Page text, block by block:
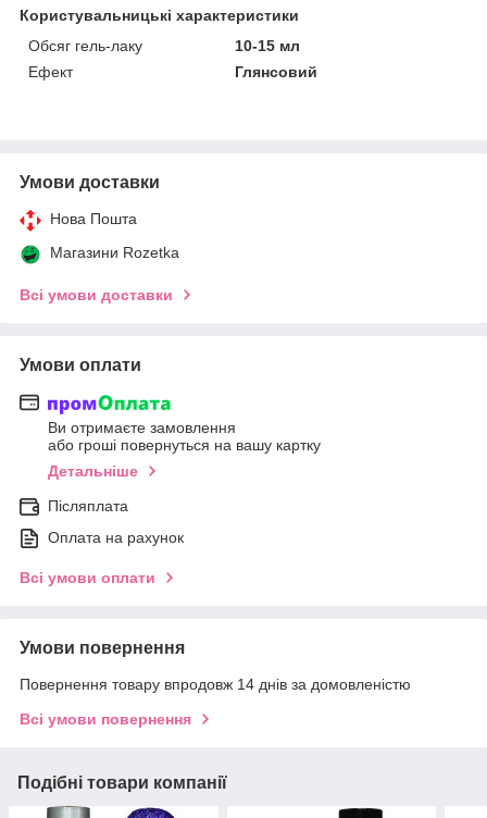
Користувальницькі характеристики
Обсяг гель-лаку
10-15 мл
Ефект
Глянсовий
Умови доставки
Нова Пошта
Магазини Rozetka
Всі умови доставки
Умови оплати
Ви отримаєте замовлення
або гроші повернуться на вашу картку
Детальніше
Післяплата
Оплата на рахунок
Всі умови оплати
Умови повернення
Повернення товару впродовж 14 днів за домовленістю
Всі умови повернення
Подібні товари компанії